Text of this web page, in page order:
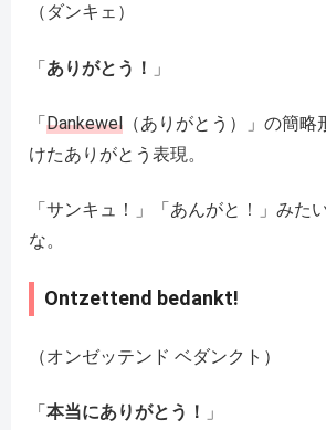
（ダンキェ）
「ありがとう！ 」
「Dankewel （ありがとう）」の簡
けたありがとう表現。
「サンキュ！」「あんがと！」みた
な。
Ontzettend bedankt!
（オンゼッテンド ベダンクト）
「本当にありがとう！ 」